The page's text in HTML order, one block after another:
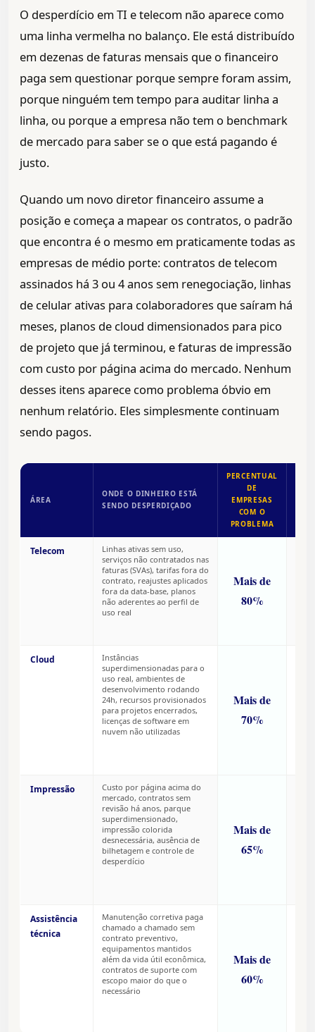
O desperdício em TI e telecom não aparece como
uma linha vermelha no balanço. Ele está distribuído
em dezenas de faturas mensais que o financeiro
paga sem questionar porque sempre foram assim,
porque ninguém tem tempo para auditar linha a
linha, ou porque a empresa não tem o benchmark
de mercado para saber se o que está pagando é
justo.
Quando um novo diretor financeiro assume a
posição e começa a mapear os contratos, o padrão
que encontra é o mesmo em praticamente todas as
empresas de médio porte: contratos de telecom
assinados há 3 ou 4 anos sem renegociação, linhas
de celular ativas para colaboradores que saíram há
meses, planos de cloud dimensionados para pico
de projeto que já terminou, e faturas de impressão
com custo por página acima do mercado. Nenhum
desses itens aparece como problema óbvio em
nenhum relatório. Eles simplesmente continuam
sendo pagos.
ÁREA
ONDE O DINHEIRO ESTÁ
SENDO DESPERDIÇADO
PERCENTUAL
DE
EMPRESAS
COM O
PROBLEMA
Telecom
Linhas ativas sem uso,
serviços não contratados nas
faturas (SVAs), tarifas fora do
contrato, reajustes aplicados
fora da data-base, planos
não aderentes ao perfil de
uso real
Mais de
80%
Cloud
Instâncias
superdimensionadas para o
uso real, ambientes de
desenvolvimento rodando
24h, recursos provisionados
para projetos encerrados,
licenças de software em
nuvem não utilizadas
Mais de
70%
Impressão
Custo por página acima do
mercado, contratos sem
revisão há anos, parque
superdimensionado,
impressão colorida
desnecessária, ausência de
bilhetagem e controle de
desperdício
Mais de
65%
Assistência
técnica
Manutenção corretiva paga
chamado a chamado sem
contrato preventivo,
equipamentos mantidos
além da vida útil econômica,
contratos de suporte com
escopo maior do que o
necessário
Mais de
60%